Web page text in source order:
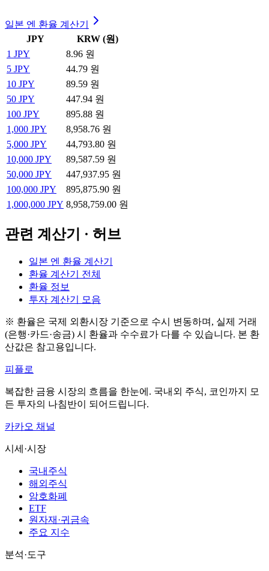
일본 엔 환율 계산기
JPY
KRW (원)
1 JPY
8.96 원
5 JPY
44.79 원
10 JPY
89.59 원
50 JPY
447.94 원
100 JPY
895.88 원
1,000 JPY
8,958.76 원
5,000 JPY
44,793.80 원
10,000 JPY
89,587.59 원
50,000 JPY
447,937.95 원
100,000 JPY
895,875.90 원
1,000,000 JPY 8,958,759.00 원
관련 계산기 · 허브
일본 엔 환율 계산기
환율 계산기 전체
환율 정보
투자 계산기 모음
※ 환율은 국제 외환시장 기준으로 수시 변동하며, 실제 거래
(은행·카드·송금) 시 환율과 수수료가 다를 수 있습니다. 본 환
산값은 참고용입니다.
피플로
복잡한 금융 시장의 흐름을 한눈에. 국내외 주식, 코인까지 모
든 투자의 나침반이 되어드립니다.
카카오 채널
시세·시장
국내주식
해외주식
암호화폐
ETF
원자재·귀금속
주요 지수
분석·도구